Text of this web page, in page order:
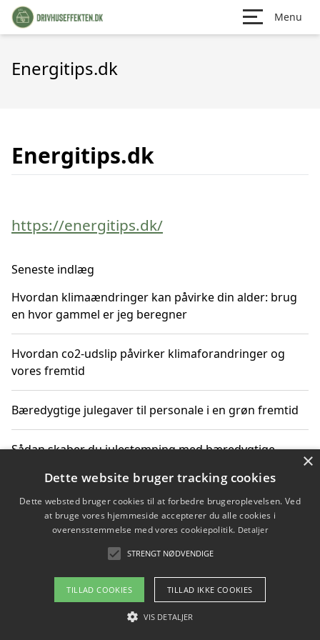
Menu
Energitips.dk
Energitips.dk
https://energitips.dk/
Seneste indlæg
Hvordan klimaændringer kan påvirke din alder: brug
en hvor gammel er jeg beregner
Hvordan co2-udslip påvirker klimaforandringer og
vores fremtid
Bæredygtige julegaver til personale i en grøn fremtid
Sådan skaber du julestemning med bæredygtige
Sådan skaber du et bæredygtigt hjem med familien i
Copyright 2026 - Pilanto Aps
Om / kontakt
×
Dette website bruger tracking cookies
Dette websted bruger cookies til at forbedre brugeroplevelsen. Ved
at bruge vores hjemmeside accepterer du alle cookies i
overensstemmelse med vores cookiepolitik. Detaljer
STRENGT NØDVENDIGE
TILLAD COOKIES TILLAD IKKE COOKIES
VIS DETALJER